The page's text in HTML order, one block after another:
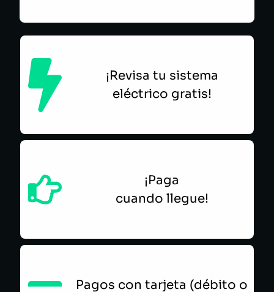
¡Revisa tu sistema
eléctrico gratis!
¡Paga
cuando llegue!
Pagos con tarjeta (débito o